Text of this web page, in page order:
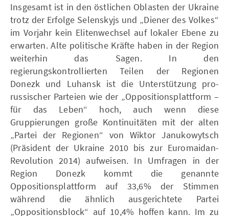
Insgesamt ist in den östlichen Oblasten der Ukraine
trotz der Erfolge Selenskyjs und „Diener des Volkes“
im Vorjahr kein Elitenwechsel auf lokaler Ebene zu
erwarten. Alte politische Kräfte haben in der Region
weiterhin das Sagen. In den
regierungskontrollierten Teilen der Regionen
Donezk und Luhansk ist die Unterstützung pro-
russischer Parteien wie der „Oppositionsplattform –
für das Leben“ hoch, auch wenn diese
Gruppierungen große Kontinuitäten mit der alten
„Partei der Regionen“ von Wiktor Janukowytsch
(Präsident der Ukraine 2010 bis zur Euromaidan-
Revolution 2014) aufweisen. In Umfragen in der
Region Donezk kommt die genannte
Oppositionsplattform auf 33,6% der Stimmen
während die ähnlich ausgerichtete Partei
„Oppositionsblock“ auf 10,4% hoffen kann. Im zu